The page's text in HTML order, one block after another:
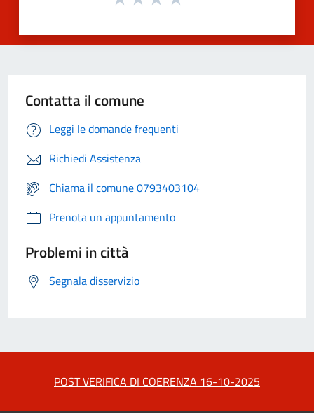
Contatta il comune
Leggi le domande frequenti
Richiedi Assistenza
Chiama il comune 0793403104
Prenota un appuntamento
Problemi in città
Segnala disservizio
POST VERIFICA DI COERENZA 16-10-2025